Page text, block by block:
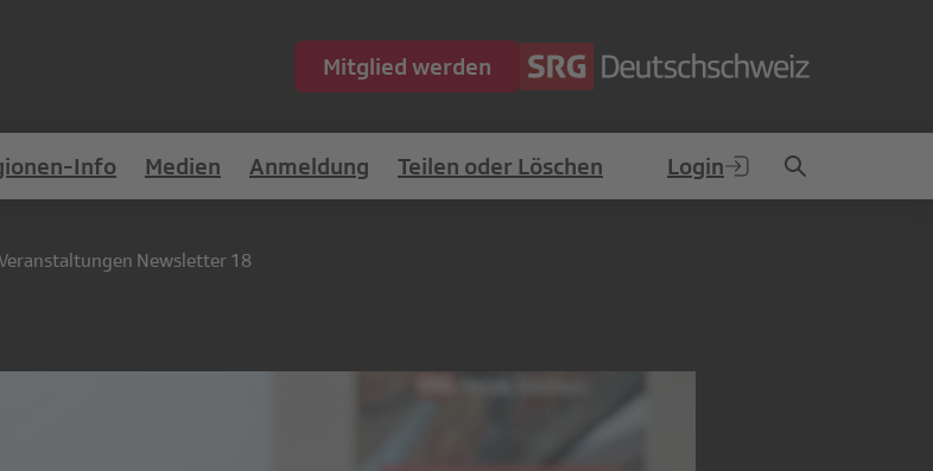
Mitglied werden
Info Medien Anmeldung Teilen oder Löschen Login
Newsletter 18